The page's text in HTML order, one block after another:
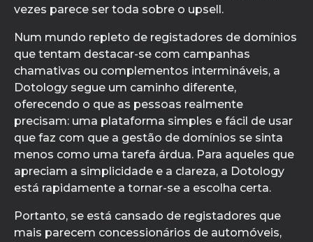
vezes parece ser toda sobre o upsell.
Num mundo repleto de registadores de domínios
que tentam destacar-se com campanhas
chamativas ou complementos intermináveis, a
Dotology segue um caminho diferente,
oferecendo o que as pessoas realmente
precisam: uma plataforma simples e fácil de usar
que faz com que a gestão de domínios se sinta
menos como uma tarefa árdua. Para aqueles que
apreciam a simplicidade e a clareza, a Dotology
está rapidamente a tornar-se a escolha certa.
Portanto, se está cansado de registadores que
mais parecem concessionários de automóveis,